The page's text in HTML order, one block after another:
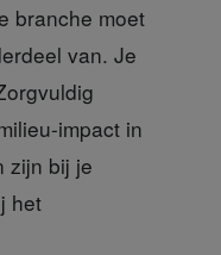
branche moet
van. Je
impact in
zijn bij je
het